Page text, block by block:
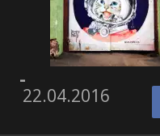
-
22.04.2016